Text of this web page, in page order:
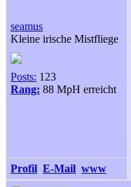
seamus
Kleine irische Mistfliege
Posts: 123
Rang: 88 MpH erreicht
Profil E-Mail www